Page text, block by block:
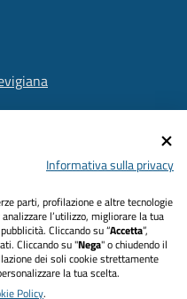
Informativa sulla privacy
parti, profilazione e altre tecnologie
l’utilizzo, migliorare la tua
Cliccando su “Accetta”,
Cliccando su "Nega" o chiudendo il
dei soli cookie strettamente
la tua scelta.
Policy.